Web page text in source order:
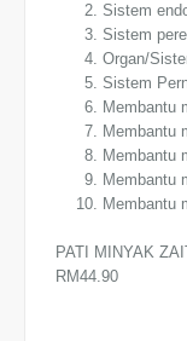
Sistem
Sistem
Organ/
Sistem
Membantu
Membantu
Membantu
Membantu
Membantu
PATI MINYAK
RM44.90